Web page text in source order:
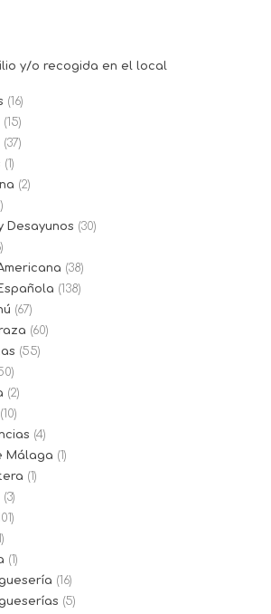
y/o recogida en el local
(16)
(15)
(37)
(1)
(2)
Desayunos (30)
(38)
(138)
(67)
(60)
(55)
(2)
(10)
(4)
Málaga (1)
(1)
(3)
(1)
(16)
(5)